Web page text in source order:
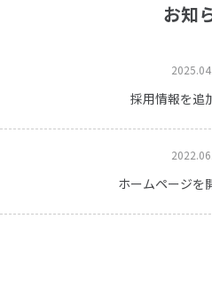
お知
採用情報を追
ホームページを